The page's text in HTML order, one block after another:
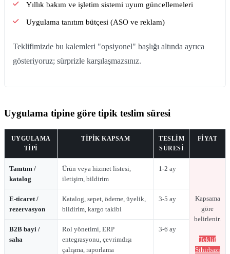
Yıllık bakım ve işletim sistemi uyum güncellemeleri
Uygulama tanıtım bütçesi (ASO ve reklam)
Teklifimizde bu kalemleri "opsiyonel" başlığı altında ayrıca
gösteriyoruz; sürprizle karşılaşmazsınız.
Uygulama tipine göre tipik teslim süresi
UYGULAMA
TIPI
TIPIK KAPSAM
TESLIM
SÜRESI
FIYAT
Tanıtım /
katalog
Ürün veya hizmet listesi,
iletişim, bildirim
1-2 ay
Kapsama
göre
belirlenir.
Teklif
Sihirbazı
E-ticaret /
rezervasyon
Katalog, sepet, ödeme, üyelik,
bildirim, kargo takibi
3-5 ay
B2B bayi /
saha
Rol yönetimi, ERP
entegrasyonu, çevrimdışı
çalışma, raporlama
3-6 ay